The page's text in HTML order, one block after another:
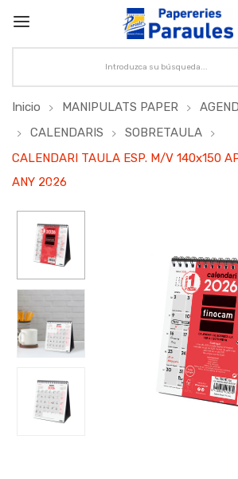
Inicio MANIPULATS PAPER
CALENDARIS
SOBRETAULA
CALENDARI TAULA ESP. M/V 140x150
ANY 2026